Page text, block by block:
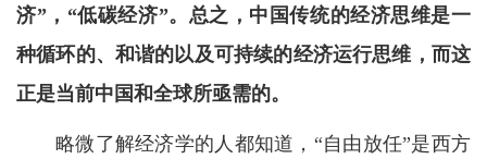
济”，“低碳经济”。总之，中国传统的经济思维是一
种循环的、和谐的以及可持续的经济运行思维，而这
正是当前中国和全球所亟需的。
略微了解经济学的人都知道，“自由放任”是西方